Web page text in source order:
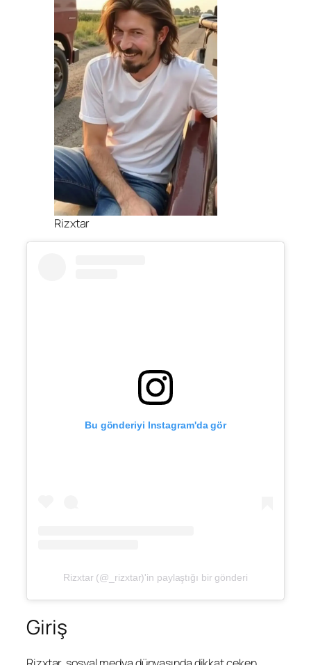
Rizxtar
Bu gönderiyi Instagram'da gör
Rizxtar (@_rizxtar)'in paylaştığı bir gönderi
Giriş